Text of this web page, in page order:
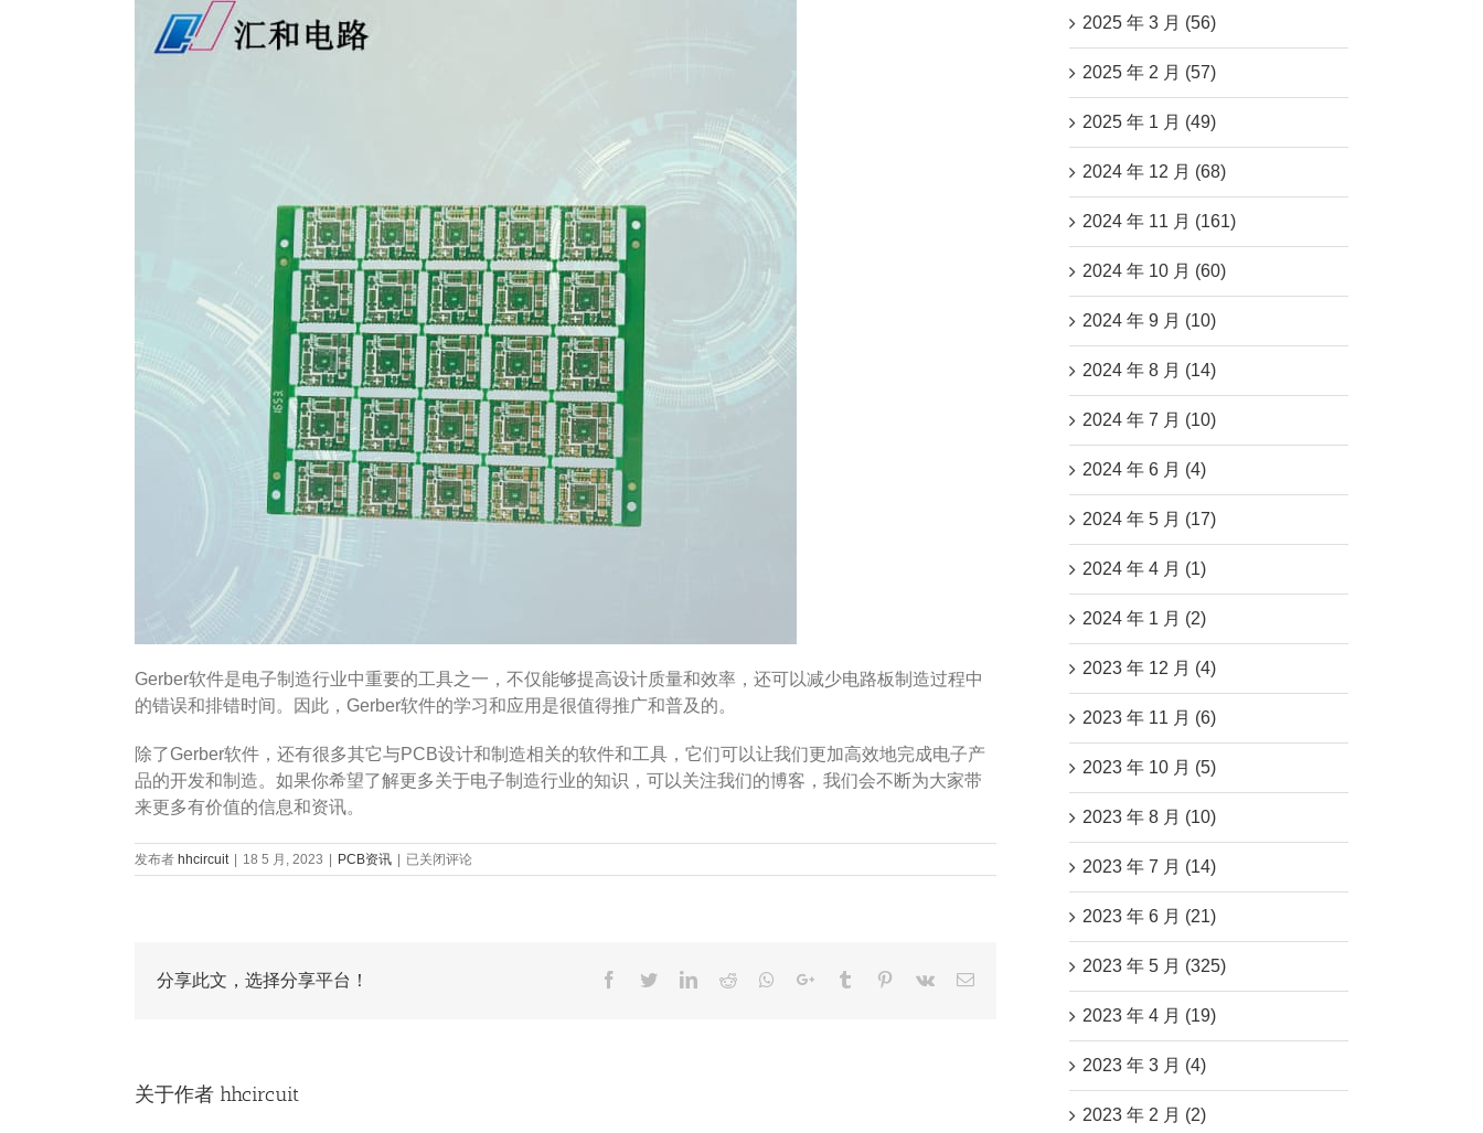
Gerber软件是电子制造行业中重要的工具之一，不仅能够提高设计质量和效率，还可以减少电路板制造过程中
的错误和排错时间。因此，Gerber软件的学习和应用是很值得推广和普及的。
除了Gerber软件，还有很多其它与PCB设计和制造相关的软件和工具，它们可以让我们更加高效地完成电子产
品的开发和制造。如果你希望了解更多关于电子制造行业的知识，可以关注我们的博客，我们会不断为大家带
来更多有价值的信息和资讯。
发布者 hhcircuit 18 5 月, 2023 PCB资讯
gerber
怎
已关闭评论
分享此文，选择分享平台！ Facebook
TwitterLinkedIn
Reddit Whatsapp
Google+Tumblr Pinterest
Vk Email
关于作者 hhcircuit
2025 年 3 月 (56)
2025 年 2 月 (57)
2025 年 1 月 (49)
2024 年 12 月 (68)
2024 年 11 月 (161)
2024 年 10 月 (60)
2024 年 9 月 (10)
2024 年 8 月 (14)
2024 年 7 月 (10)
2024 年 6 月 (4)
2024 年 5 月 (17)
2024 年 4 月 (1)
2024 年 1 月 (2)
2023 年 12 月 (4)
2023 年 11 月 (6)
2023 年 10 月 (5)
2023 年 8 月 (10)
2023 年 7 月 (14)
2023 年 6 月 (21)
2023 年 5 月 (325)
2023 年 4 月 (19)
2023 年 3 月 (4)
2023 年 2 月 (2)